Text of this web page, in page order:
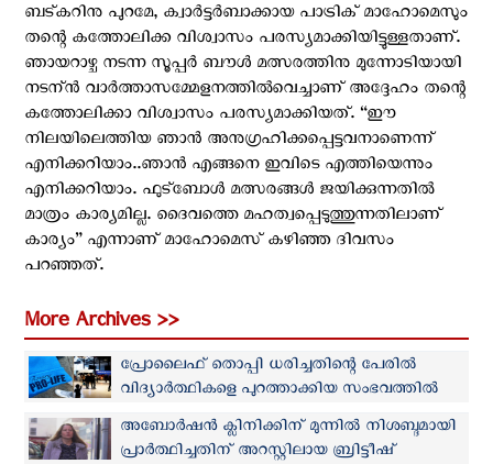
ബട്കറിനു പുറമേ, ക്വാര്‍ട്ടര്‍ബാക്കായ പാട്രിക് മാഹോമെസും
തന്റെ കത്തോലിക്ക വിശ്വാസം പരസ്യമാക്കിയിട്ടുള്ളതാണ്.
ഞായറാഴ്ച നടന്ന സൂപ്പര്‍ ബൗള്‍ മത്സരത്തിനു മുന്നോടിയായി
നടന്ന്‍ വാര്‍ത്താസമ്മേളനത്തില്‍വെച്ചാണ് അദ്ദേഹം തന്റെ
കത്തോലിക്കാ വിശ്വാസം പരസ്യമാക്കിയത്. “ഈ
നിലയിലെത്തിയ ഞാന്‍ അനുഗ്രഹിക്കപ്പെട്ടവനാണെന്ന്
എനിക്കറിയാം..ഞാന്‍ എങ്ങനെ ഇവിടെ എത്തിയെന്നും
എനിക്കറിയാം. ഫുട്ബോള്‍ മത്സരങ്ങള്‍ ജയിക്കുന്നതില്‍
മാത്രം കാര്യമില്ല. ദൈവത്തെ മഹത്വപ്പെടുത്തുന്നതിലാണ്
കാര്യം” എന്നാണ് മാഹോമെസ് കഴിഞ്ഞ ദിവസം
പറഞ്ഞത്.
More Archives >>
പ്രോലൈഫ് തൊപ്പി ധരിച്ചതിന്റെ പേരില്‍
വിദ്യാര്‍ത്ഥികളെ പുറത്താക്കിയ സംഭവത്തില്‍
യു‌എസ് മ്യൂസിയം ക്ഷമാപണം നടത്തി
അബോര്‍ഷന്‍ ക്ലിനിക്കിന് മുന്നില്‍ നിശബ്ദമായി
പ്രാര്‍ത്ഥിച്ചതിന് അറസ്റ്റിലായ ബ്രിട്ടീഷ്